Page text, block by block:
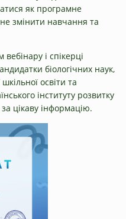
як програмне
змінити навчання та
і спікерці
біологічних наук,
освіти та
інституту розвитку
цікаву інформацію.